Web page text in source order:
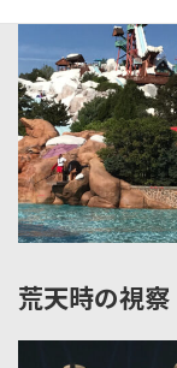
荒天時の視察